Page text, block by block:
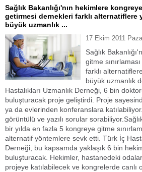
Sağlık Bakanlığı'nın hekimlere
getirmesi dernekleri farklı alternatiflere
büyük uzmanlık ...
17 Ekim 2011
Sağlık
gitme
farklı
büyük uzmanlık
Hastalıkları Uzmanlık Derneği, 6 bin
buluşturacak proje geliştirdi. Proje
ya da evlerinden konferanslara
görüntülü ve yazılı sorular
bir yılda en fazla 5 kongreye gitme
alternatif yöntemlere sevk etti. Türk İç
Derneği, bu kapsamda yaklaşık 6 bin
buluşturacak. Hekimler, hastanedeki
projeye katılabilecek ve kongrelerde canlı